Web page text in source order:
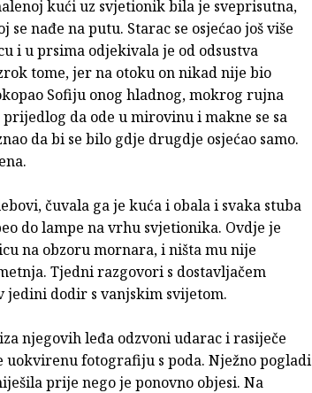
kući uz svjetionik bila je sveprisutna,
nađe na putu. Starac se osjećao još više
i u prsima odjekivala je od odsustva
tome, jer na otoku on nikad nije bio
Sofiju onog hladnog, mokrog rujna
da ode u mirovinu i makne se sa
da bi se bilo gdje drugdje osjećao samo.
čuvala ga je kuća i obala i svaka stuba
do lampe na vrhu svjetionika. Ovdje je
na obzoru mornara, i ništa mu nije
Tjedni razgovori s dostavljačem
jedini dodir s vanjskim svijetom.
njegovih leđa odzvoni udarac i rasiječe
uokvirenu fotografiju s poda. Nježno pogladi
prije nego je ponovno objesi. Na